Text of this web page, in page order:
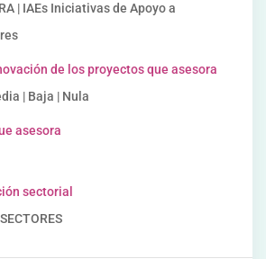
| IAEs Iniciativas de Apoyo a
de los proyectos que asesora
| Baja | Nula
asesora
sectorial